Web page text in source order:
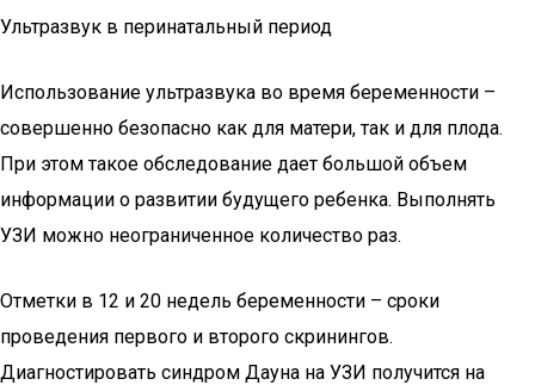
Ультразвук в перинатальный период
Использование ультразвука во время беременности –
совершенно безопасно как для матери, так и для плода.
При этом такое обследование дает большой объем
информации о развитии будущего ребенка. Выполнять
УЗИ можно неограниченное количество раз.
Отметки в 12 и 20 недель беременности – сроки
проведения первого и второго скринингов.
Диагностировать синдром Дауна на УЗИ получится на